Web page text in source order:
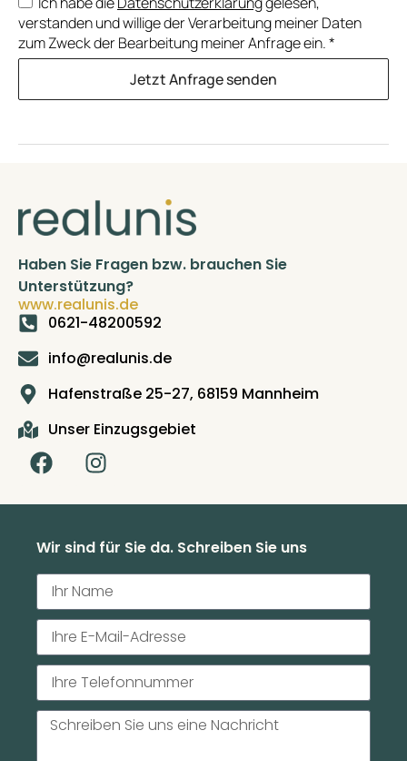
verstanden und willige der Verarbeitung meiner Daten
zum Zweck der Bearbeitung meiner Anfrage ein.*
Jetzt Anfrage senden
Haben Sie Fragen bzw. brauchen Sie
Unterstützung?
www.realunis.de
0621-48200592
info@realunis.de
Hafenstraße 25-27, 68159 Mannheim
Unser Einzugsgebiet
Wir sind für Sie da. Schreiben Sie uns